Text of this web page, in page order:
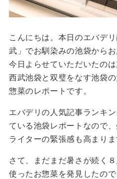
こんにちは。本日のエバデ
武」でお馴染みの池袋からお
今日よらせていただいたのは
西武池袋と双璧をなす池袋
惣菜のレポートです。
エバデリの人気記事ランキ
ている池袋レポートなので
ライターの緊張感も高まりま
さて、まだまだ暑さが続く
使ったお惣菜を発見したの